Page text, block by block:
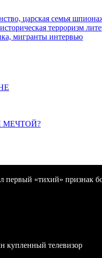
царская семья
терроризм
мигранты интервью
МЕЧТОЙ?
первый «тихий» признак
купленный телевизор